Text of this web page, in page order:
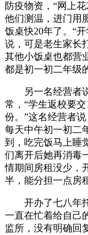
防疫物资，“网上
他们测温，进门用
饭桌快20年了。“
说，可是老生家长
其他小饭桌也都营
都是初一初二年级
另一名经营者说
常，“学生返校要
份。”这名经营者
每天中午初一初二
到，吃完饭马上睡
们离开后她再消毒
情期间房租没少，
半，能分担一点房
开办了七八年托
一直在忙着给自己
监所，没有明确回